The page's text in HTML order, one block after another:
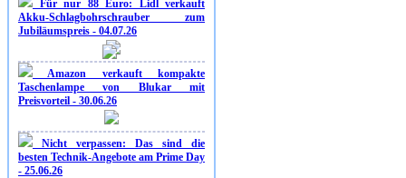
Für nur 88 Euro: Lidl verkauft
Akku-Schlagbohrschrauber zum
Jubiläumspreis - 04.07.26
Amazon verkauft kompakte
Taschenlampe von Blukar mit
Preisvorteil - 30.06.26
Nicht verpassen: Das sind die
besten Technik-Angebote am Prime Day
- 25.06.26